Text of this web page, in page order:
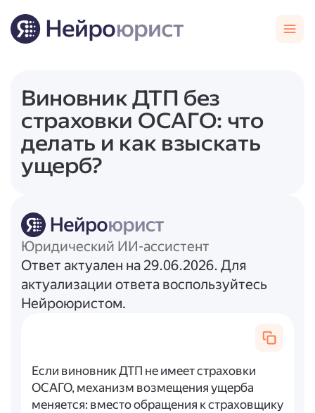
Виновник ДТП без
страховки ОСАГО: что
делать и как взыскать
ущерб?
Юридический ИИ-ассистент
Ответ актуален на 29.06.2026. Для
актуализации ответа воспользуйтесь
Нейроюристом.
Если виновник ДТП не имеет страховки
ОСАГО, механизм возмещения ущерба
меняется: вместо обращения к страховщику